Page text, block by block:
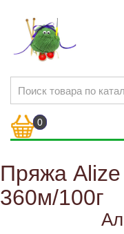
0
Пряжа
360м/100г